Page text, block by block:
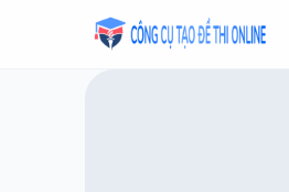
Taodethi.xyz - Tạo đề thi Online